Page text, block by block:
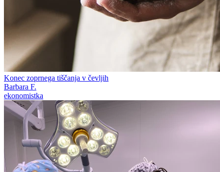
Konec zoprnega tiščanja v čevljih
Barbara F.
ekonomistka